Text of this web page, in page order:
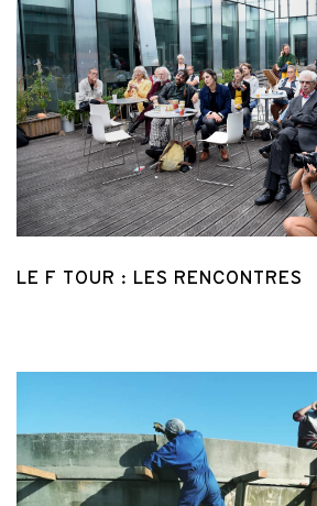
LE F TOUR : LES RENCONTRES